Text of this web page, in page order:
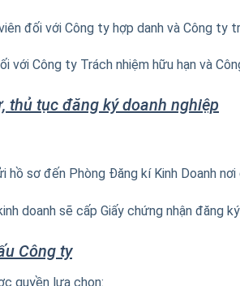
đối với Công ty hợp danh và Công ty
với Công ty Trách nhiệm hữu hạn và
thủ tục đăng ký doanh nghiệp
hồ sơ đến Phòng Đăng kí Kinh Doanh
doanh sẽ cấp Giấy chứng nhận đăng
Công ty
quyền lựa chọn: